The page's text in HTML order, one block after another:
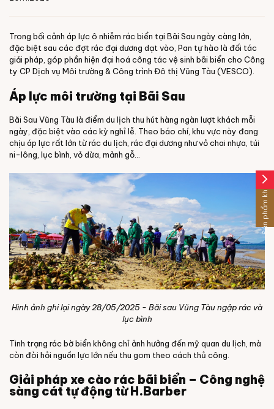
Trong bối cảnh áp lực ô nhiễm rác biển tại Bãi Sau ngày càng lớn,
đặc biệt sau các đợt rác đại dương dạt vào, Pan tự hào là đối tác
giải pháp, góp phần hiện đại hoá công tác vệ sinh bãi biển cho Công
ty CP Dịch vụ Môi trường & Công trình Đô thị Vũng Tàu (VESCO).
Áp lực môi trường tại Bãi Sau
Bãi Sau Vũng Tàu là điểm du lịch thu hút hàng ngàn lượt khách mỗi
ngày, đặc biệt vào các kỳ nghỉ lễ. Theo báo chí, khu vực này đang
chịu áp lực rất lớn từ rác du lịch, rác đại dương như vỏ chai nhựa, túi
ni-lông, lục bình, vỏ dừa, mảnh gỗ…
Hình ảnh ghi lại ngày 28/05/2025 - Bãi sau Vũng Tàu ngập rác và
lục bình
Tình trạng rác bờ biển không chỉ ảnh hưởng đến mỹ quan du lịch, mà
còn đòi hỏi nguồn lực lớn nếu thu gom theo cách thủ công.
Giải pháp xe cào rác bãi biển – Công nghệ
sàng cát tự động từ H.Barber
arrow_forward_ios
Sản phẩm khác